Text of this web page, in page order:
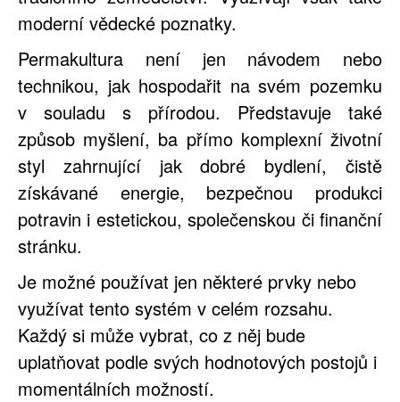
moderní vědecké poznatky.
Permakultura není jen návodem nebo
technikou, jak hospodařit na svém pozemku
v souladu s přírodou. Představuje také
způsob myšlení, ba přímo komplexní životní
styl zahrnující jak dobré bydlení, čistě
získávané energie, bezpečnou produkci
potravin i estetickou, společenskou či finanční
stránku.
Je možné používat jen některé prvky nebo
využívat tento systém v celém rozsahu.
Každý si může vybrat, co z něj bude
uplatňovat podle svých hodnotových postojů i
momentálních možností.